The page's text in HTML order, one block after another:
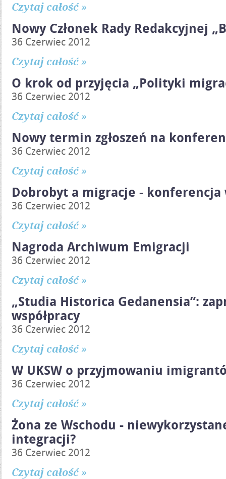
Czytaj całość »
Nowy Członek Rady Redakcyjnej
36 Czerwiec 2012
Czytaj całość »
O krok od przyjęcia „Polityki
36 Czerwiec 2012
Czytaj całość »
Nowy termin zgłoszeń na
36 Czerwiec 2012
Czytaj całość »
Dobrobyt a migracje - konferencja
36 Czerwiec 2012
Czytaj całość »
Nagroda Archiwum Emigracji
36 Czerwiec 2012
Czytaj całość »
„Studia Historica Gedanensia”:
współpracy
36 Czerwiec 2012
Czytaj całość »
W UKSW o przyjmowaniu
36 Czerwiec 2012
Czytaj całość »
Żona ze Wschodu -
integracji?
36 Czerwiec 2012
Czytaj całość »